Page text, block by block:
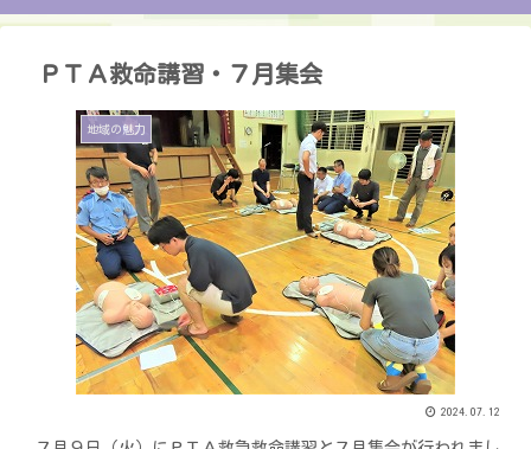
ＰＴＡ救命講習・７月集会
地域の魅力
2024.07.12